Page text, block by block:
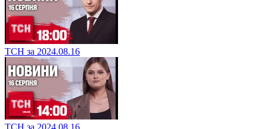
ТСН за 2024.08.16
ТСН за 2024.08.16